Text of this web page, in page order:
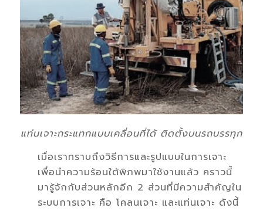
แท่นเจาะกระแทกแบบเคลื่อนที่ได้ ติดตั้งบนรถบรรทุก
เมื่อเราทราบถึงวิธีการและรูปแบบในการเจาะ
เพื่อนำความร้อนใต้พิภพมาใช้งานแล้ว คราวนี้
มารู้จักกับส่วนหลักอีก 2 ส่วนที่มีความสำคัญใน
ระบบการเจาะ คือ โคลนเจาะ และแท่นเจาะ ดังนี้